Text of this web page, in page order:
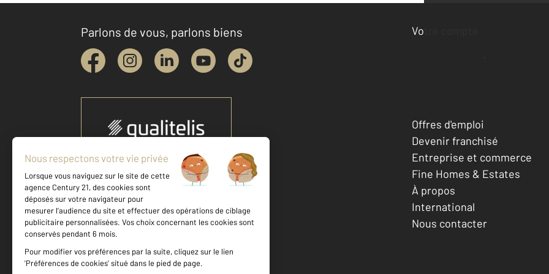
Parlons de vous, parlons biens
Votre compte :
Accéder à mon compte
Votre agence est notée
Achat
Vente
8,9/10
Location
Gestion
8,7/10
Offres d'emploi
Devenir franchisé
Entreprise et commerce
Fine Homes & Estates
À propos
International
Nous contacter